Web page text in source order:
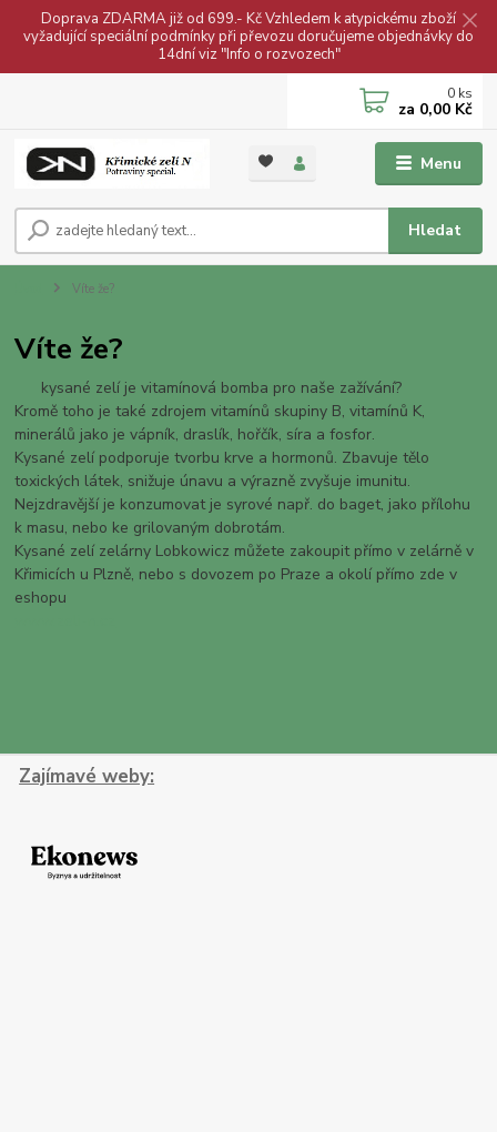
Doprava ZDARMA již od 699.- Kč Vzhledem k atypickému zboží
vyžadující speciální podmínky při převozu doručujeme objednávky do
14dní viz "Info o rozvozech"
Menu
Hledat
0 ks
za 0,00 Kč
Víte že?
Víte že?
kysané zelí je vitamínová bomba pro naše zažívání?
Kromě toho je také zdrojem vitamínů skupiny B, vitamínů K,
minerálů jako je vápník, draslík, hořčík, síra a fosfor.
Kysané zelí podporuje tvorbu krve a hormonů. Zbavuje tělo
toxických látek, snižuje únavu a výrazně zvyšuje imunitu.
Nejzdravější je konzumovat je syrové např. do baget, jako přílohu
k masu, nebo ke grilovaným dobrotám.
Kysané zelí zelárny Lobkowicz můžete zakoupit přímo v zelárně v
Křimicích u Plzně, nebo s dovozem po Praze a okolí přímo zde v
eshopu
Zajímavé weby: